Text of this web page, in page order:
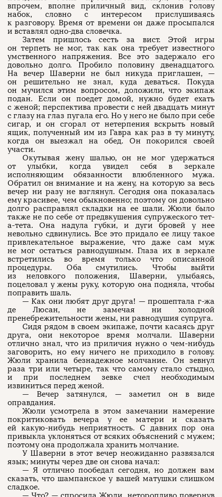
впрочем, вполне приличный вид, склонив голову
набок, словно с интересом прислушиваясь
к разговору. Время от времени он даже просыпался
и вставлял одно-два словечка.
Затем пришлось сесть за вист. Этой игры
он терпеть не мог, так как она требует известного
умственного напряжения. Все это задержало его
довольно долго. Пробило половину двенадцатого.
На вечер Шаверни не был никуда приглашен, —
он решительно не знал, куда деваться. Покуда
он мучился этим вопросом, доложили, что экипаж
подан. Если он поедет домой, нужно будет ехать
с женой; перспектива провести с ней двадцать минут
с глазу на глаз пугала его. Но у него не было при себе
сигар, и он сгорал от нетерпения вскрыть новый
ящик, полученный им из Гавра как раз в ту минуту,
когда он выезжал на обед. Он покорился своей
участи.
Окутывая жену шалью, он не мог удержаться
от улыбки, когда увидел себя в зеркале
исполняющим обязанности влюбленного мужа.
Обратил он внимание и на жену, на которую за весь
вечер ни разу не взглянул. Сегодня она показалась
ему красивее, чем обыкновенно; поэтому он довольно
долго расправлял складки на ее шали. Жюли было
также не по себе от предвкушения супружеского тет-
а-тета. Она надула губки, и дуги бровей у нее
невольно сдвинулись. Все это придало ее лицу такое
привлекательное выражение, что даже сам муж
не мог остаться равнодушным. Глаза их в зеркале
встретились во время только что описанной
процедуры. Оба смутились. Чтобы выйти
из неловкого положения, Шаверни, улыбаясь,
поцеловал у жены руку, которую она подняла, чтобы
поправить шаль.
— Как они любят друг друга! — прошептала г-жа
де Люсан, не замечая ни холодной
пренебрежительности жены, ни равнодушия супруга.
Сидя рядом в своем экипаже, почти касаясь друг
друга, они некоторое время молчали. Шаверни
отлично знал, что из приличия нужно о чем-нибудь
заговорить, но ему ничего не приходило в голову.
Жюли хранила безнадежное молчание. Он зевнул
раза три или четыре, так что самому стало стыдно,
и при последнем зевке счел необходимым
извиниться перед женой.
— Вечер затянулся, — заметил он в виде
оправдания.
Жюли усмотрела в этом замечании намерение
покритиковать вечера у ее матери и сказать
ей какую-нибудь неприятность. С давних пор она
привыкла уклоняться от всяких объяснений с мужем;
поэтому она продолжала хранить молчание.
У Шаверни в этот вечер неожиданно развязался
язык; минуты через две он снова начал:
— Я отлично пообедал сегодня, но должен вам
сказать, что шампанское у вашей матушки слишком
сладкое.